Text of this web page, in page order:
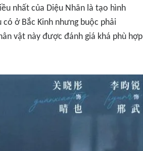
nhất của Diệu Nhãn là tạo hình
ở Bắc Kinh nhưng buộc phải
vật này được đánh giá khá phù hợp